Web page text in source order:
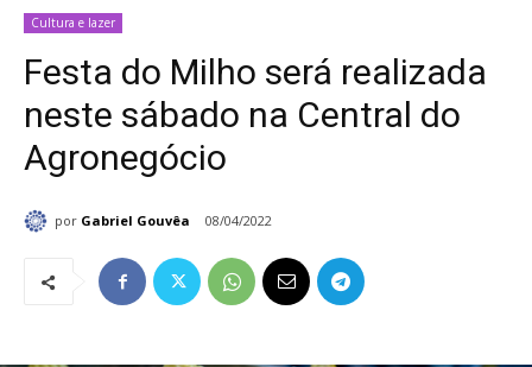
Cultura e lazer
Festa do Milho será realizada
neste sábado na Central do
Agronegócio
por Gabriel Gouvêa 08/04/2022